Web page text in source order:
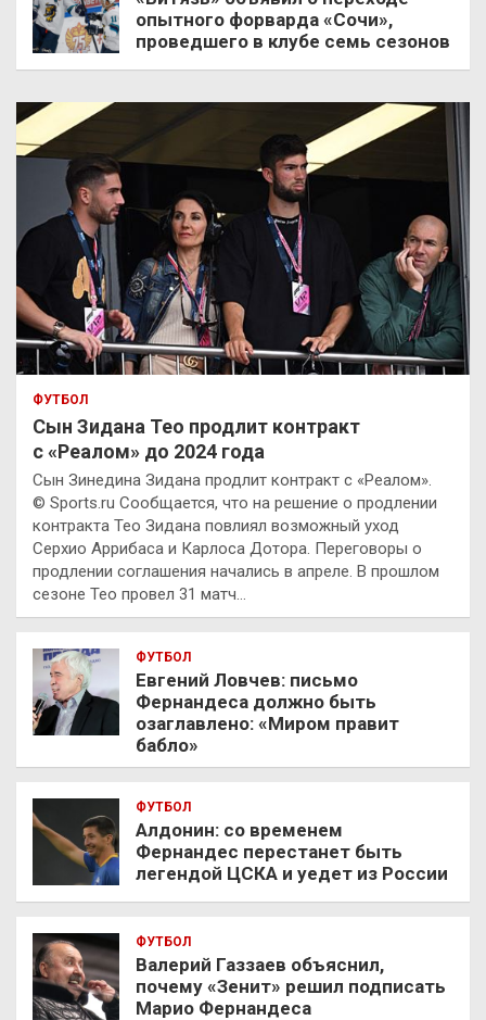
опытного форварда «Сочи»,
проведшего в клубе семь сезонов
ФУТБОЛ
Сын Зидана Тео продлит контракт
с «Реалом» до 2024 года
Сын Зинедина Зидана продлит контракт с «Реалом».
© Sports.ru Сообщается, что на решение о продлении
контракта Тео Зидана повлиял возможный уход
Серхио Аррибаса и Карлоса Дотора. Переговоры о
продлении соглашения начались в апреле. В прошлом
сезоне Тео провел 31 матч…
ФУТБОЛ
Евгений Ловчев: письмо
Фернандеса должно быть
озаглавлено: «Миром правит
бабло»
ФУТБОЛ
Алдонин: со временем
Фернандес перестанет быть
легендой ЦСКА и уедет из России
ФУТБОЛ
Валерий Газзаев объяснил,
почему «Зенит» решил подписать
Марио Фернандеса